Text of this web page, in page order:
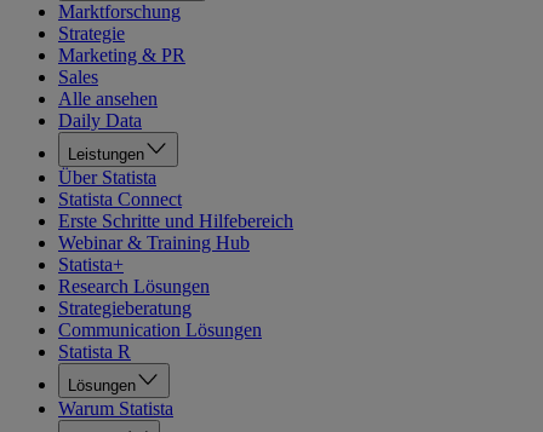
Marktforschung
Strategie
Marketing & PR
Sales
Alle ansehen
Daily Data
Leistungen
Über Statista
Statista Connect
Erste Schritte und Hilfebereich
Webinar & Training Hub
Statista+
Research Lösungen
Strategieberatung
Communication Lösungen
Statista R
Lösungen
Warum Statista